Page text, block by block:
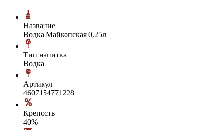
Название
Водка Майкопская 0,25л
Тип напитка
Водка
Артикул
4607154771228
Крепость
40%